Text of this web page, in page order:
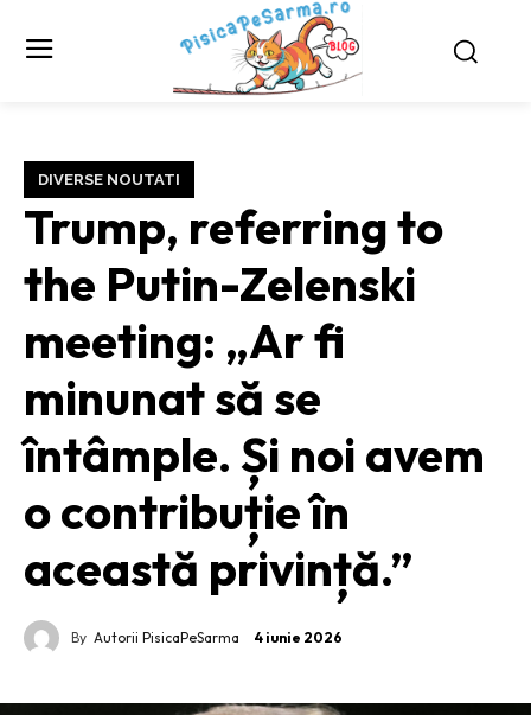
DIVERSE NOUTATI
Trump, referring to
the Putin-Zelenski
meeting: „Ar fi
minunat să se
întâmple. Și noi avem
o contribuție în
această privință.”
By Autorii PisicaPeSarma 4 iunie 2026